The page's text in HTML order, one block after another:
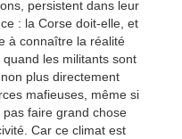
persistent dans leur
: la Corse doit-elle, et
à connaître la réalité
les militants sont
plus directement
mafieuses, même si
pas faire grand chose
Car ce climat est